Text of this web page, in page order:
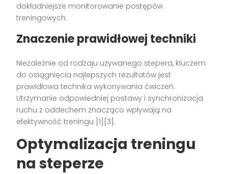
dokładniejsze monitorowanie postępów
treningowych.
Znaczenie prawidłowej techniki
Niezależnie od rodzaju używanego stepera, kluczem
do osiągnięcia najlepszych rezultatów jest
prawidłowa technika wykonywania ćwiczeń.
Utrzymanie odpowiedniej postawy i synchronizacja
ruchu z oddechem znacząco wpływają na
efektywność treningu [1][3].
Optymalizacja treningu
na steperze